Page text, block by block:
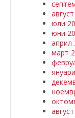
юли
юни
април
март